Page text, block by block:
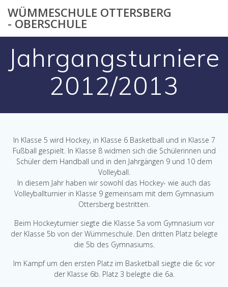
Inhalt
WÜMMESCHULE OTTERSBERG
- OBERSCHULE
Jahrgangsturniere
2012/2013
In Klasse 5 wird Hockey, in Klasse 6 Basketball und in Klasse 7
Fußball gespielt. In Klasse 8 widmen sich die Schülerinnen und
Schüler dem Handball und in den Jahrgängen 9 und 10 dem
Volleyball.
In diesem Jahr haben wir sowohl das Hockey- wie auch das
Volleyballturnier in Klasse 9 gemeinsam mit dem Gymnasium
Ottersberg bestritten.
Beim Hockeyturnier siegte die Klasse 5a vom Gymnasium vor
der Klasse 5b von der Wümmeschule. Den dritten Platz belegte
die 5b des Gymnasiums.
Im Kampf um den ersten Platz im Basketball siegte die 6c vor
der Klasse 6b. Platz 3 belegte die 6a.